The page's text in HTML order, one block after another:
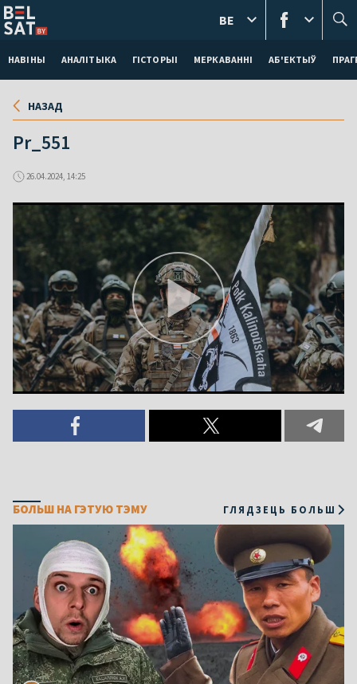
НАВІНЫ АНАЛІТЫКА ГІСТОРЫІ МЕРКАВАННI АБ'ЕКТЫЎ
BE
НАЗАД
Pr_551
26.04.2024, 14:25
БОЛЬШ НА ГЭТУЮ ТЭМУ ГЛЯДЗЕЦЬ БОЛЬШ